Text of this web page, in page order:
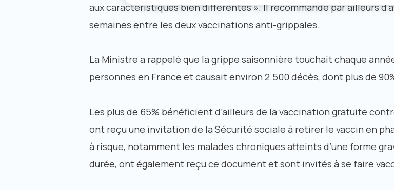
aux caractéristiques bien différentes ». Il recommande par ailleurs
semaines entre les deux vaccinations anti-grippales.
La Ministre a rappelé que la grippe saisonnière touchait chaque
personnes en France et causait environ 2.500 décès, dont plus de
Les plus de 65% bénéficient d’ailleurs de la vaccination gratuite
ont reçu une invitation de la Sécurité sociale à retirer le vaccin en
à risque, notamment les malades chroniques atteints d’une forme
durée, ont également reçu ce document et sont invités à se faire